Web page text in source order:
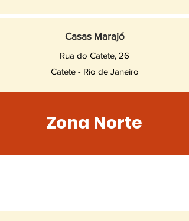
Casas Marajó
Rua do Catete, 26
Catete - Rio de Janeiro
Zona Norte